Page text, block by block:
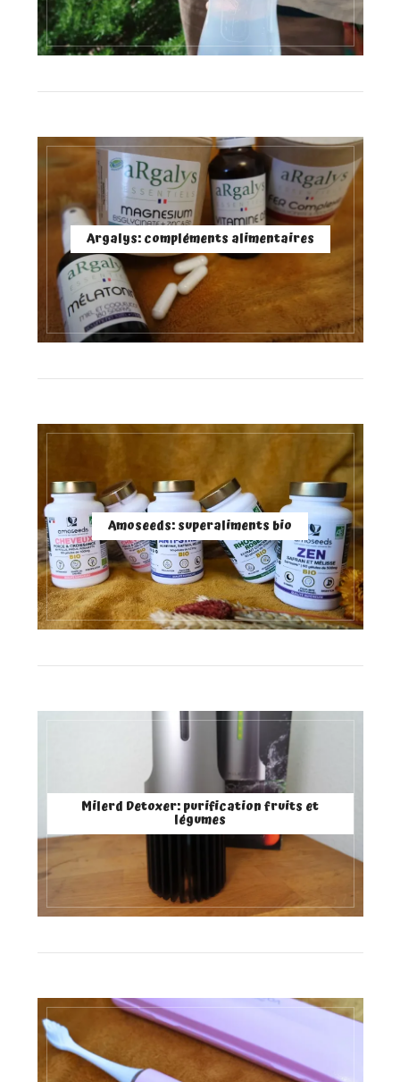
Argalys: compléments alimentaires
Amoseeds: superaliments bio
Milerd Detoxer: purification fruits et
légumes